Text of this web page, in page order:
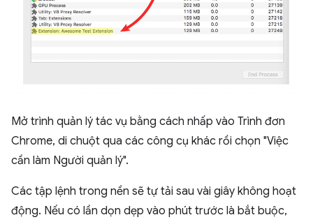
Mở trình quản lý tác vụ bằng cách nhấp vào Trình đơn
Chrome, di chuột qua các công cụ khác rồi chọn "Việc
cần làm Người quản lý".
Các tập lệnh trong nền sẽ tự tải sau vài giây không hoạt
động. Nếu có lần dọn dẹp vào phút trước là bắt buộc,